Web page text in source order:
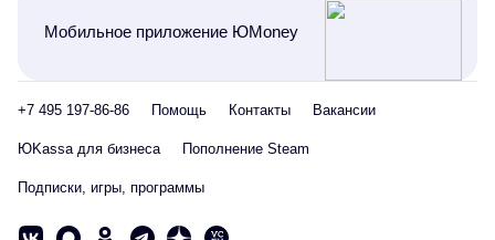
Мобильное приложение ЮMoney
+7 495 197-86-86 Помощь Контакты Вакансии
ЮKassa для бизнеса Пополнение Steam
Подписки, игры, программы